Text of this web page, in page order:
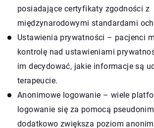
posiadające certyfikaty zgodności z
międzynarodowymi standardami
Ustawienia prywatności – pacjenci
kontrolę nad ustawieniami
im decydować, jakie informacje są
terapeucie.
Anonimowe logowanie – wiele
logowanie się za pomocą
dodatkowo zwiększa poziom